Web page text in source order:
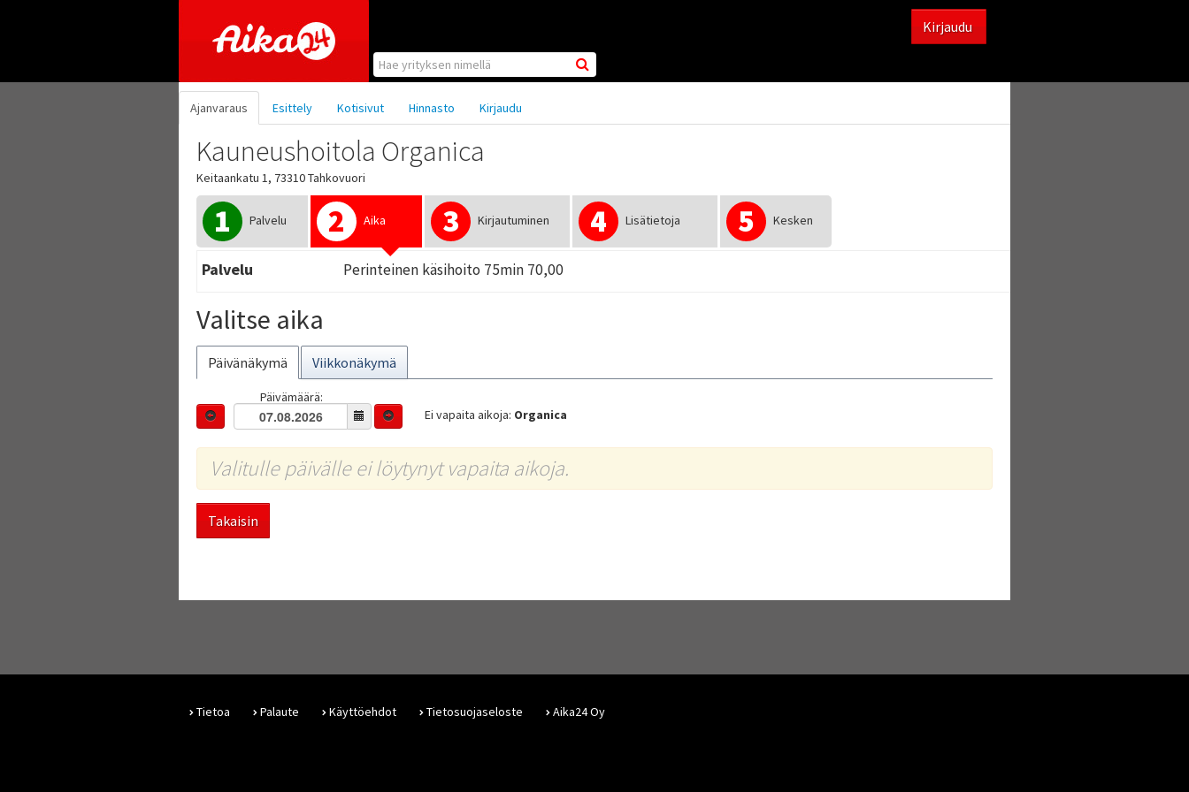
Kirjaudu
Ajanvaraus Esittely Kotisivut Hinnasto Kirjaudu
Kauneushoitola Organica
Keitaankatu 1, 73310 Tahkovuori
1 Palvelu 2 Aika 3 Kirjautuminen 4 Lisätietoja 5 Kesken
Palvelu Perinteinen käsihoito 75min 70,00
Valitse aika
Päivänäkymä Viikkonäkymä
Päivämäärä:
Ei vapaita aikoja: Organica
Valitulle päivälle ei löytynyt vapaita aikoja.
Takaisin
Tietoa Palaute Käyttöehdot Tietosuojaseloste Aika24 Oy